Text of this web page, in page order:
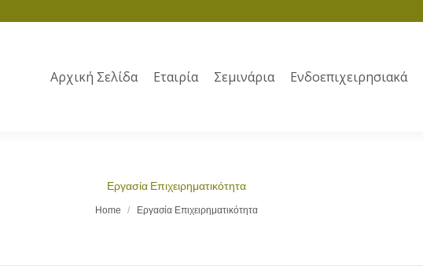
Αρχική Σελίδα Εταιρία Σεμινάρια Ενδοεπιχειρησιακά
Εργασία Επιχειρηματικότητα
Home Εργασία Επιχειρηματικότητα